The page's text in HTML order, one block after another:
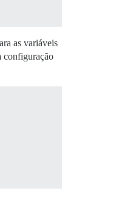
as variáveis
configuração